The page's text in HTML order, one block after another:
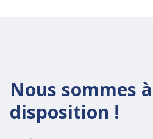
Nous sommes
disposition !